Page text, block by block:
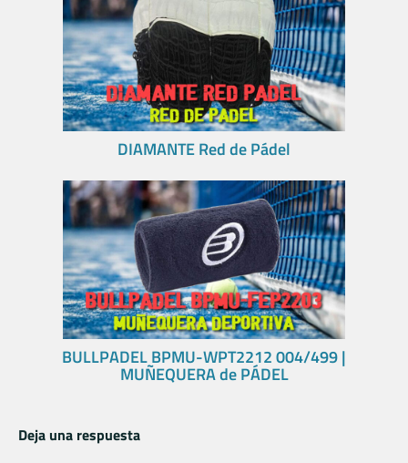
DIAMANTE Red de Pádel
BULLPADEL BPMU-WPT2212 004/499 |
MUÑEQUERA de PÁDEL
Deja una respuesta